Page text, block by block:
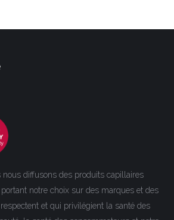
nous diffusons des produits capillaires
notre choix sur des marques et des
et qui privilégient la santé des